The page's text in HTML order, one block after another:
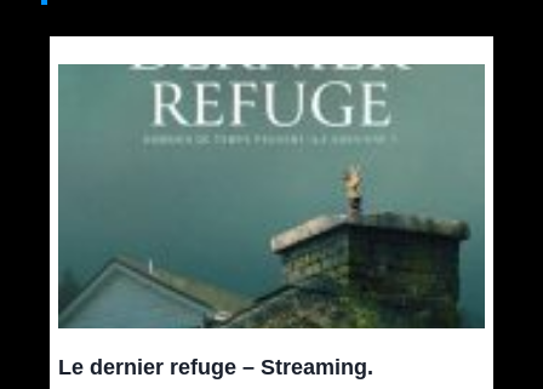
Le dernier refuge – Streaming.